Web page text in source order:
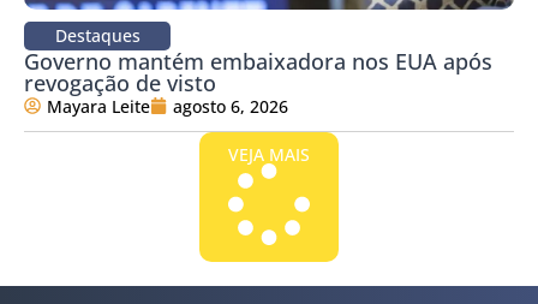
Destaques
Governo mantém embaixadora nos EUA após
revogação de visto
Mayara Leite agosto 6, 2026
VEJA MAIS